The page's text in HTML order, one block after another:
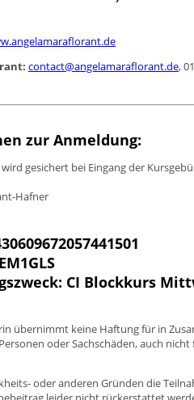
contact@angelamaraflorant.de,
zur Anmeldung:
gesichert bei Eingang der
Hafner
CI Blockkurs
übernimmt keine Haftung für in
oder Sachschäden, auch
oder anderen Gründen die